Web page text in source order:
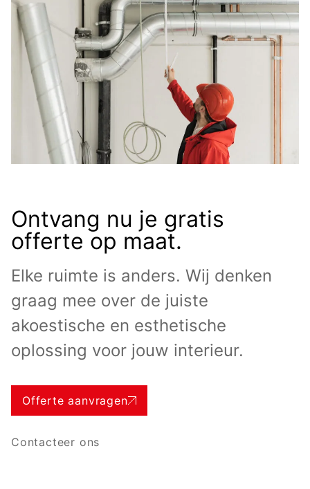
Ontvang nu je gratis
offerte op maat.
Elke ruimte is anders. Wij denken
graag mee over de juiste
akoestische en esthetische
oplossing voor jouw interieur.
Offerte aanvragen
Contacteer ons